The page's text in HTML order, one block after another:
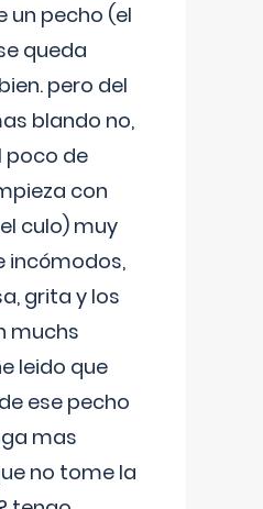
un pecho (el
queda
pero del
blando no,
poco de
con
culo) muy
incómodos,
grita y los
muchs
leido que
ese pecho
mas
no tome la